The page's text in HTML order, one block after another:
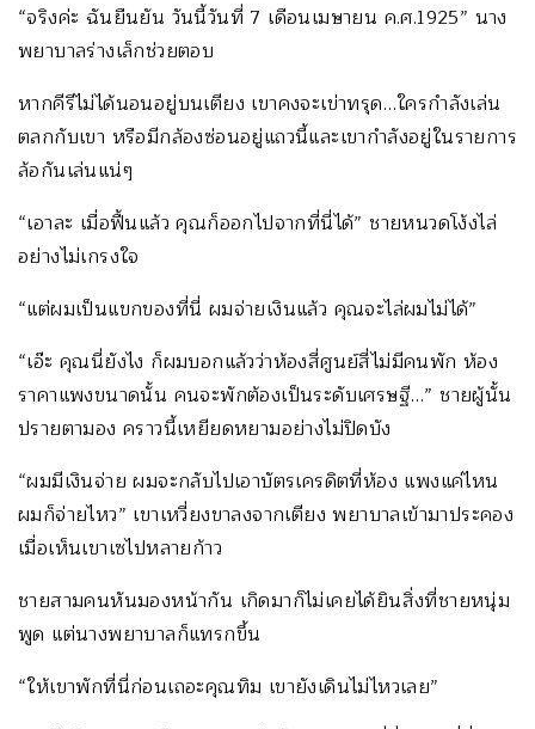
“จริงค่ะ ฉันยืนยัน วันนี้วันที่ 7 เดือนเมษายน ค.ศ.1925” นาง
พยาบาลร่างเล็กช่วยตอบ
หากคีรีไม่ได้นอนอยู่บนเตียง เขาคงจะเข่าทรุด…ใครกำลังเล่น
ตลกกับเขา หรือมีกล้องซ่อนอยู่แถวนี้และเขากำลังอยู่ในรายการ
ล้อกันเล่นแน่ๆ
“เอาละ เมื่อฟื้นแล้ว คุณก็ออกไปจากที่นี่ได้” ชายหนวดโง้งไล่
อย่างไม่เกรงใจ
“แต่ผมเป็นแขกของที่นี่ ผมจ่ายเงินแล้ว คุณจะไล่ผมไม่ได้”
“เอ๊ะ คุณนี่ยังไง ก็ผมบอกแล้วว่าห้องสี่ศูนย์สี่ไม่มีคนพัก ห้อง
ราคาแพงขนาดนั้น คนจะพักต้องเป็นระดับเศรษฐี…” ชายผู้นั้น
ปรายตามอง คราวนี้เหยียดหยามอย่างไม่ปิดบัง
“ผมมีเงินจ่าย ผมจะกลับไปเอาบัตรเครดิตที่ห้อง แพงแค่ไหน
ผมก็จ่ายไหว” เขาเหวี่ยงขาลงจากเตียง พยาบาลเข้ามาประคอง
เมื่อเห็นเขาเซไปหลายก้าว
ชายสามคนหันมองหน้ากัน เกิดมาก็ไม่เคยได้ยินสิ่งที่ชายหนุ่ม
พูด แต่นางพยาบาลก็แทรกขึ้น
“ให้เขาพักที่นี่ก่อนเถอะคุณทิม เขายังเดินไม่ไหวเลย”